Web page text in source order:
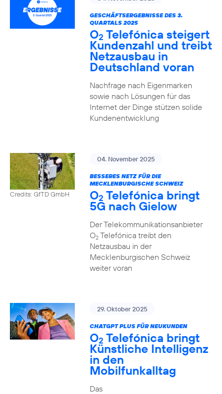
GESCHÄFTSERGEBNISSE DES 3.
QUARTALS 2025
O2 Telefónica steigert
Kundenzahl und treibt
Netzausbau in
Deutschland voran
Nachfrage nach Eigenmarken
sowie nach Lösungen für das
Internet der Dinge stützen solide
Kundenentwicklung
Credits: GfTD GmbH
04. November 2025
BESSERES NETZ FÜR DIE
MECKLENBURGISCHE SCHWEIZ
O2 Telefónica bringt
5G nach Gielow
Der Telekommunikationsanbieter
O2Telefónica treibt den
Netzausbau in der
Mecklenburgischen Schweiz
weiter voran
29. Oktober 2025
CHATGPT PLUS FÜR NEUKUNDEN
O2 Telefónica bringt
Künstliche Intelligenz
in den
Mobilfunkalltag
Das